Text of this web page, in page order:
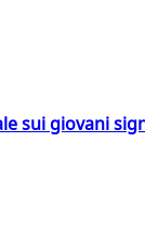
sui giovani